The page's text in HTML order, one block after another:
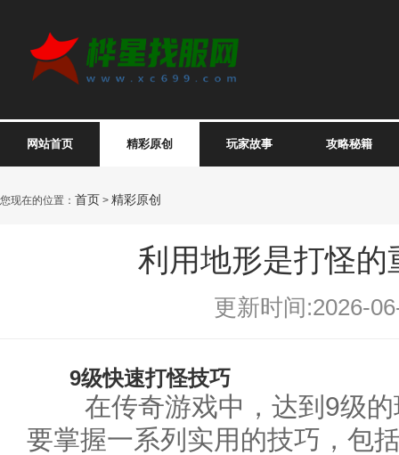
网站首页 精彩原创 玩家故事 攻略秘籍
您现在的位置： 首页 > 精彩原创
利用地形是打怪的
更新时间:2026-
9级快速打怪技巧
在传奇游戏中，达到9级的
要掌握一系列实用的技巧，包